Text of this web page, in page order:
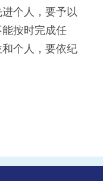
个人，要予以
按时完成任
个人，要依纪